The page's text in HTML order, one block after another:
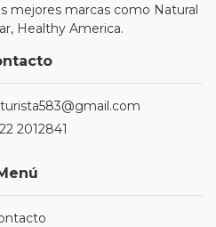
mejores marcas como Natural
Healthy America.
2012841